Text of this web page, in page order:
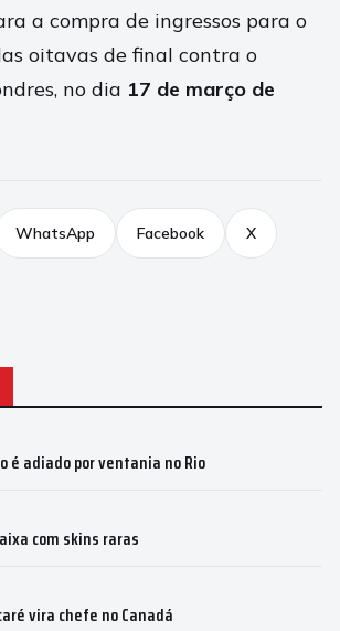
a compra de ingressos para o
oitavas de final contra o
no dia 17 de março de
WhatsApp Facebook X
é adiado por ventania no Rio
com skins raras
vira chefe no Canadá